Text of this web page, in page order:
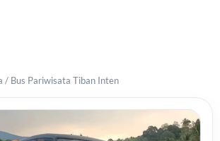
/ Bus Pariwisata Tiban Inten